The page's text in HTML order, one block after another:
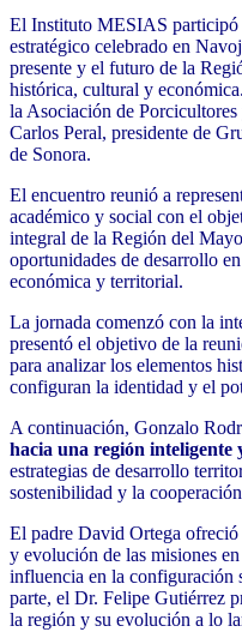
El Instituto MESIAS participó
estratégico celebrado en
presente y el futuro de la
histórica, cultural y
la Asociación de
Carlos Peral, presidente de
de Sonora.
El encuentro reunió a
académico y social con el
integral de la Región del
oportunidades de desarrollo
económica y territorial.
La jornada comenzó con la
presentó el objetivo de la
para analizar los elementos
configuran la identidad y el
A continuación, Gonzalo
hacia una región inteligente
estrategias de desarrollo
sostenibilidad y la
El padre David Ortega
y evolución de las misiones
influencia en la configuración
parte, el Dr. Felipe Gutiérrez
la región y su evolución a lo